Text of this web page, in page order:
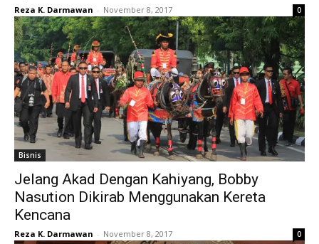
Reza K. Darmawan - November 8, 2017 0
Bisnis
Jelang Akad Dengan Kahiyang, Bobby
Nasution Dikirab Menggunakan Kereta
Kencana
Reza K. Darmawan - November 8, 2017 0